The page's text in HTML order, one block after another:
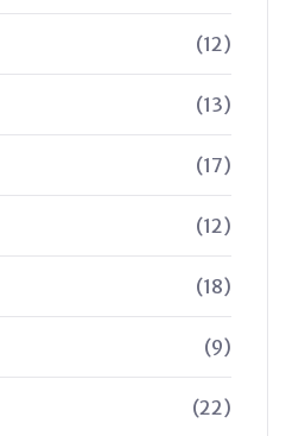
(12)
(13)
(17)
(12)
(18)
(9)
(22)